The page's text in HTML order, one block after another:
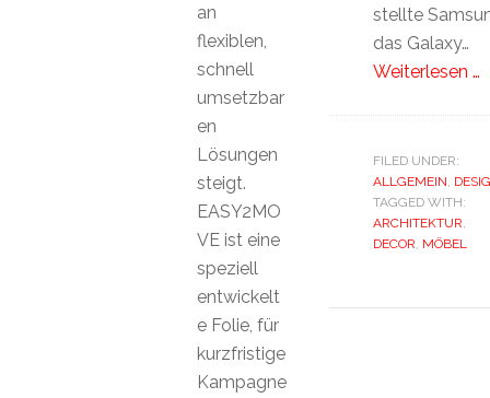
stellte
das Galaxy…
Weiterlesen …
FILED UNDER:
ALLGEMEIN
TAGGED WITH:
ARCHITEKTUR
DECOR MÖBEL
an
flexiblen,
schnell
umsetzbar
en
Lösungen
steigt.
EASY2MO
VE ist eine
speziell
entwickelt
e Folie, für
kurzfristige
Kampagne